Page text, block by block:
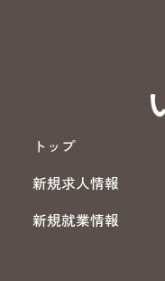
トップ
新規求人情報
新規就業情報